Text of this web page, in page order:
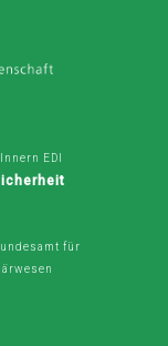
EDI
für